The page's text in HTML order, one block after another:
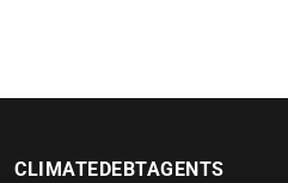
CLIMATEDEBTAGENTS